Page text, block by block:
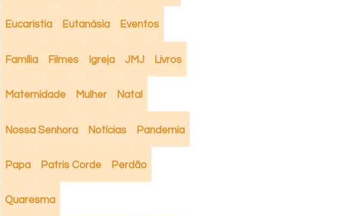
Eucaristia Eutanásia Eventos
Família Filmes Igreja JMJ Livros
Maternidade Mulher Natal
Nossa Senhora Notícias Pandemia
Papa Patris Corde Perdão
Quaresma